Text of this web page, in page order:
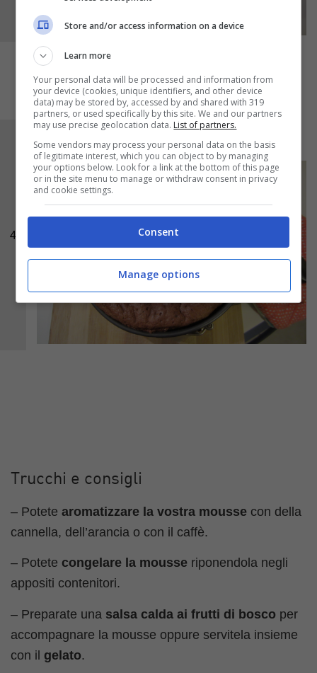
4
Ed ecco una foto del dolce appena sfornato:
Trucchi e consigli
– Potete aromatizzare la vostra mousse con della
cannella, dell’arancia o con il caffè.
– Potete congelare la mousse riponendola negli
appositi contenitori.
– Preparate una salsa calda ai frutti di bosco per
accompagnare la mousse oppure servitela insieme
con il gelato.
Store and/or access information on a device
Learn more
Your personal data will be processed and information from
your device (cookies, unique identifiers, and other device
data) may be stored by, accessed by and shared with 319
partners, or used specifically by this site. We and our partners
may use precise geolocation data. List of partners.
Some vendors may process your personal data on the basis
of legitimate interest, which you can object to by managing
your options below. Look for a link at the bottom of this page
or in the site menu to manage or withdraw consent in privacy
and cookie settings.
Consent
Manage options